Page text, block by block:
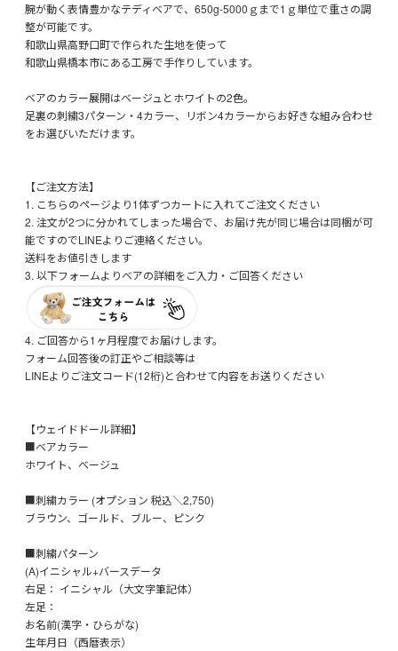
腕が動く表情豊かなテディベアで、650g-5000ｇまで1ｇ単位で重さの調
整が可能です。
和歌山県高野口町で作られた生地を使って
和歌山県橋本市にある工房で手作りしています。
ベアのカラー展開はベージュとホワイトの2色。
足裏の刺繍3パターン・4カラー、リボン4カラーからお好きな組み合わせ
をお選びいただけます。
【ご注文方法】
1. こちらのページより1体ずつカートに入れてご注文ください
2. 注文が2つに分かれてしまった場合で、お届け先が同じ場合は同梱が可
能ですのでLINEよりご連絡ください。
送料をお値引きします
3. 以下フォームよりベアの詳細をご入力・ご回答ください
4. ご回答から1ヶ月程度でお届けします。
フォーム回答後の訂正やご相談等は
LINEよりご注文コード(12桁)と合わせて内容をお送りください
【ウェイドドール詳細】
■ベアカラー
ホワイト、ベージュ
■刺繍カラー (オプション 税込＼2,750)
ブラウン、ゴールド、ブルー、ピンク
■刺繍パターン
(A)イニシャル+バースデータ
右足： イニシャル（大文字筆記体）
左足：
お名前(漢字・ひらがな)
生年月日（西暦表示）